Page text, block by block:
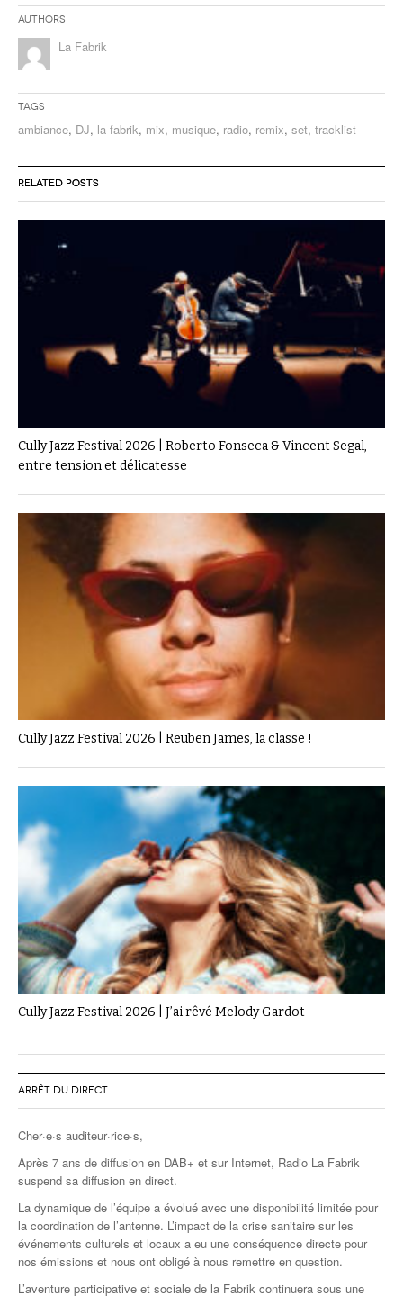
Authors
La Fabrik
Tags
ambiance, DJ, la fabrik, mix, musique, radio, remix, set, tracklist
RELATED POSTS
Cully Jazz Festival 2026 | Roberto Fonseca & Vincent Segal,
entre tension et délicatesse
Cully Jazz Festival 2026 | Reuben James, la classe !
Cully Jazz Festival 2026 | J’ai rêvé Melody Gardot
ARRÊT DU DIRECT
Cher·e·s auditeur·rice·s,
Après 7 ans de diffusion en DAB+ et sur Internet, Radio La Fabrik
suspend sa diffusion en direct.
La dynamique de l’équipe a évolué avec une disponibilité limitée pour
la coordination de l’antenne. L’impact de la crise sanitaire sur les
événements culturels et locaux a eu une conséquence directe pour
nos émissions et nous ont obligé à nous remettre en question.
L’aventure participative et sociale de la Fabrik continuera sous une